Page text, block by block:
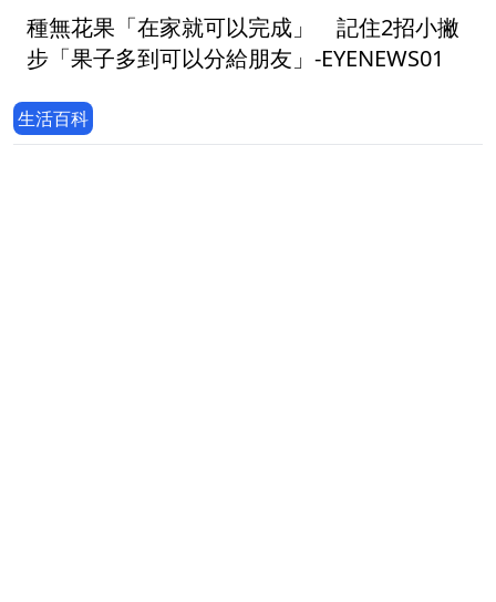
種無花果「在家就可以完成」 記住2招小撇
步「果子多到可以分給朋友」-EYENEWS01
生活百科